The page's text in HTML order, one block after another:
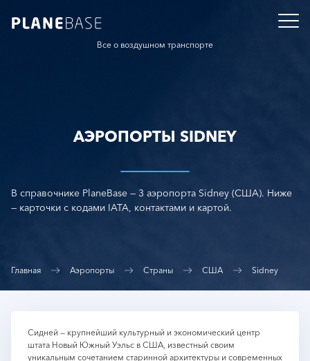
Все о воздушном транспорте
АЭРОПОРТЫ SIDNEY
В справочнике PlaneBase — 3 аэропорта Sidney (США). Ниже
— карточки с кодами IATA, контактами и картой.
Главная Аэропорты Страны США Sidney
Сидней — крупнейший культурный и экономический центр
штата Новый Южный Уэльс в США, известный своим
уникальным сочетанием старинной архитектуры и современных